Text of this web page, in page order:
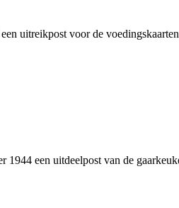
voor de
1944 een uitdeelpost van de